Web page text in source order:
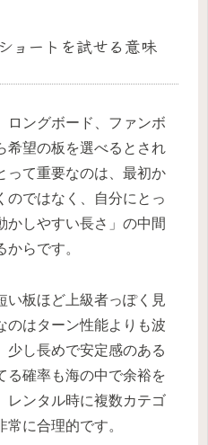
ョートを試せる意味
ロングボード、ファンボ
希望の板を選べるとされ
って重要なのは、最初か
のではなく、自分にとっ
かしやすい長さ」の中間
らです。
い板ほど上級者っぽく見
のはターン性能よりも波
少し長めで安定感のある
る確率も海の中で余裕を
レンタル時に複数カテゴ
に合理的です。